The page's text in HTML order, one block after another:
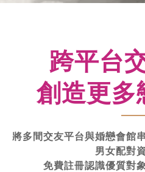
跨平台
創造更多
將多間交友平台與婚戀會館
男女配對
免費註冊認識優質對